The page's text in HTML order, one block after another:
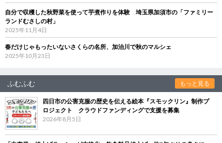
自分で収穫した秋野菜を使って芋煮作りを体験 埼玉県加須市の「ファミリー
ランドむさしの村」
2025年11月4日
春だけじゃもったいないさくらの名所、加治川で秋のマルシェ
2025年10月23日
ふむふむ もっと見る
四日市の公害克服の歴史を伝える絵本『スモックリン』制作プ
ロジェクト クラウドファンディングで支援を募集
2026年8月5日